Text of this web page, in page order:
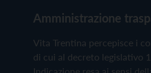
Amministrazione
Vita Trentina percepisce i
di cui al decreto legislativo